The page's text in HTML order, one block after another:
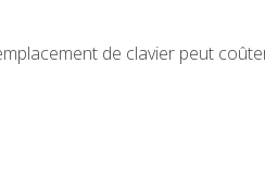
de clavier peut